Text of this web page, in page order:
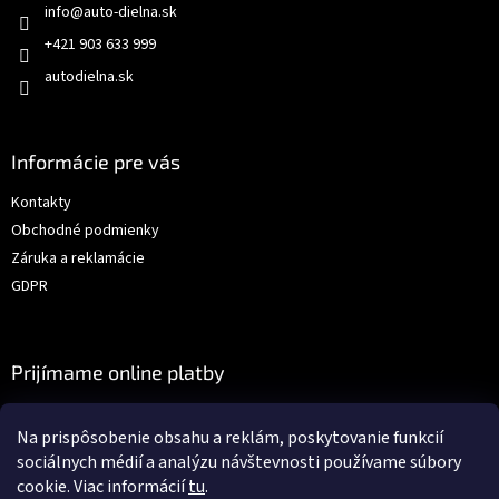
Na prispôsobenie obsahu a reklám, poskytovanie funkcií
sociálnych médií a analýzu návštevnosti používame súbory
cookie. Viac informáciítu.
info@auto-dielna.sk
+421 903 633 999
autodielna.sk
Informácie pre vás
Kontakty
Obchodné podmienky
Záruka a reklamácie
GDPR
Prijímame online platby